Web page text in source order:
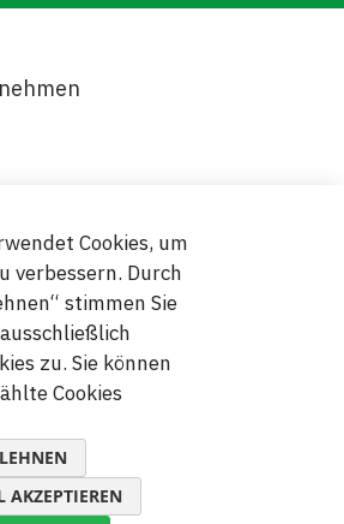
Zahlungen
2026 Megamix s.r.o.
Cookies, um
verbessern. Durch
stimmen Sie
zu. Sie können
Cookies
AKZEPTIEREN